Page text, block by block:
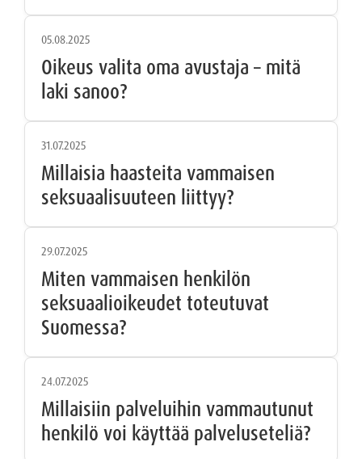
05.08.2025
Oikeus valita oma avustaja – mitä
laki sanoo?
31.07.2025
Millaisia haasteita vammaisen
seksuaalisuuteen liittyy?
29.07.2025
Miten vammaisen henkilön
seksuaalioikeudet toteutuvat
Suomessa?
24.07.2025
Millaisiin palveluihin vammautunut
henkilö voi käyttää palveluseteliä?